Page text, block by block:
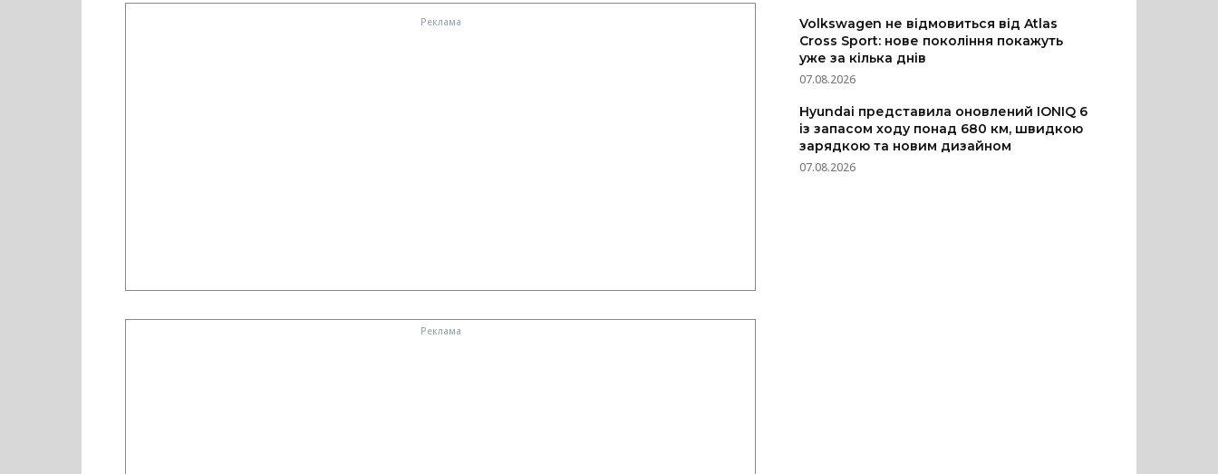
Volkswagen не відмовиться від Atlas
Cross Sport: нове покоління покажуть
уже за кілька днів
07.08.2026
Hyundai представила оновлений IONIQ 6
із запасом ходу понад 680 км, швидкою
зарядкою та новим дизайном
07.08.2026